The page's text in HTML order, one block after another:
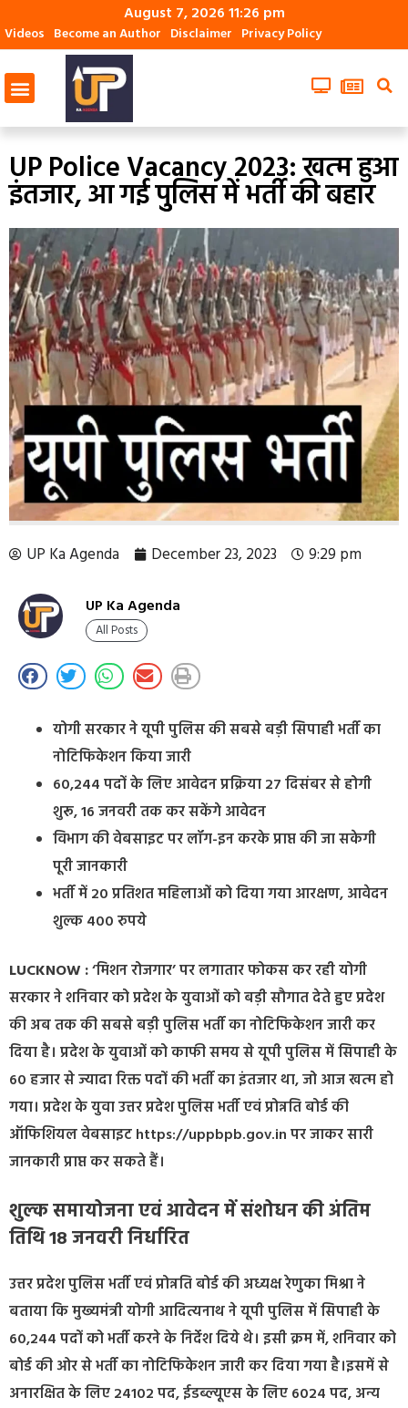
August 7, 2026 11:26 pm
Videos Become an Author Disclaimer Privacy Policy
UP Police Vacancy 2023: खत्‍म हुआ
इंतजार, आ गई पुुलिस में भर्ती की बहार
UP Ka Agenda December 23, 2023 9:29 pm
UP Ka Agenda
All Posts
योगी सरकार ने यूपी पुलिस की सबसे बड़ी सिपाही भर्ती का
नोटिफिकेशन किया जारी
60,244 पदों के लिए आवेदन प्रक्रिया 27 दिसंबर से होगी
शुरू, 16 जनवरी तक कर सकेंगे आवेदन
विभाग की वेबसाइट पर लॉग-इन करके प्राप्त की जा सकेगी
पूरी जानकारी
भर्ती में 20 प्रतिशत महिलाओं को दिया गया आरक्षण, आवेदन
शुल्क 400 रुपये
LUCKNOW :‘मिशन रोजगार’ पर लगातार फोकस कर रही योगी
सरकार ने शनिवार को प्रदेश के युवाओं को बड़ी सौगात देते हुए प्रदेश
की अब तक की सबसे बड़ी पुलिस भर्ती का नोटिफिकेशन जारी कर
दिया है। प्रदेश के युवाओं को काफी समय से यूपी पुलिस में सिपाही के
60 हजार से ज्यादा रिक्त पदों की भर्ती का इंतजार था, जो आज खत्म हो
गया। प्रदेश के युवा उत्तर प्रदेश पुलिस भर्ती एवं प्रोन्नति बोर्ड की
ऑफिशियल वेबसाइट https://uppbpb.gov.in पर जाकर सारी
जानकारी प्राप्त कर सकते हैं।
शुल्क समायोजना एवं आवेदन में संशोधन की अंतिम
तिथि 18 जनवरी निर्धारित
उत्तर प्रदेश पुलिस भर्ती एवं प्रोन्नति बोर्ड की अध्यक्ष रेणुका मिश्रा ने
बताया कि मुख्यमंत्री योगी आदित्यनाथ ने यूपी पुलिस में सिपाही के
60,244 पदों को भर्ती करने के निर्देश दिये थे। इसी क्रम में, शनिवार को
बोर्ड की ओर से भर्ती का नोटिफिकेशन जारी कर दिया गया है।इसमें से
अनारक्षित के लिए 24102 पद, ईडब्ल्यूएस के लिए 6024 पद, अन्य